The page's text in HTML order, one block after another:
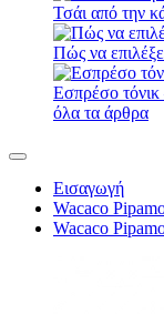
Τσάι από την
Πώς να
Εσπρέσο τόνικ
όλα τα άρθρα
Εισαγωγή
Wacaco
Wacaco